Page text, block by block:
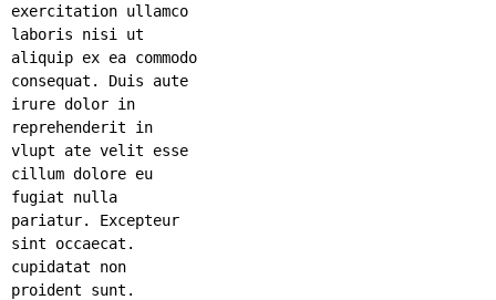
exercitation ullamco
laboris nisi ut
aliquip ex ea commodo
consequat. Duis aute
irure dolor in
reprehenderit in
vlupt ate velit esse
cillum dolore eu
fugiat nulla
pariatur. Excepteur
sint occaecat.
cupidatat non
proident sunt.